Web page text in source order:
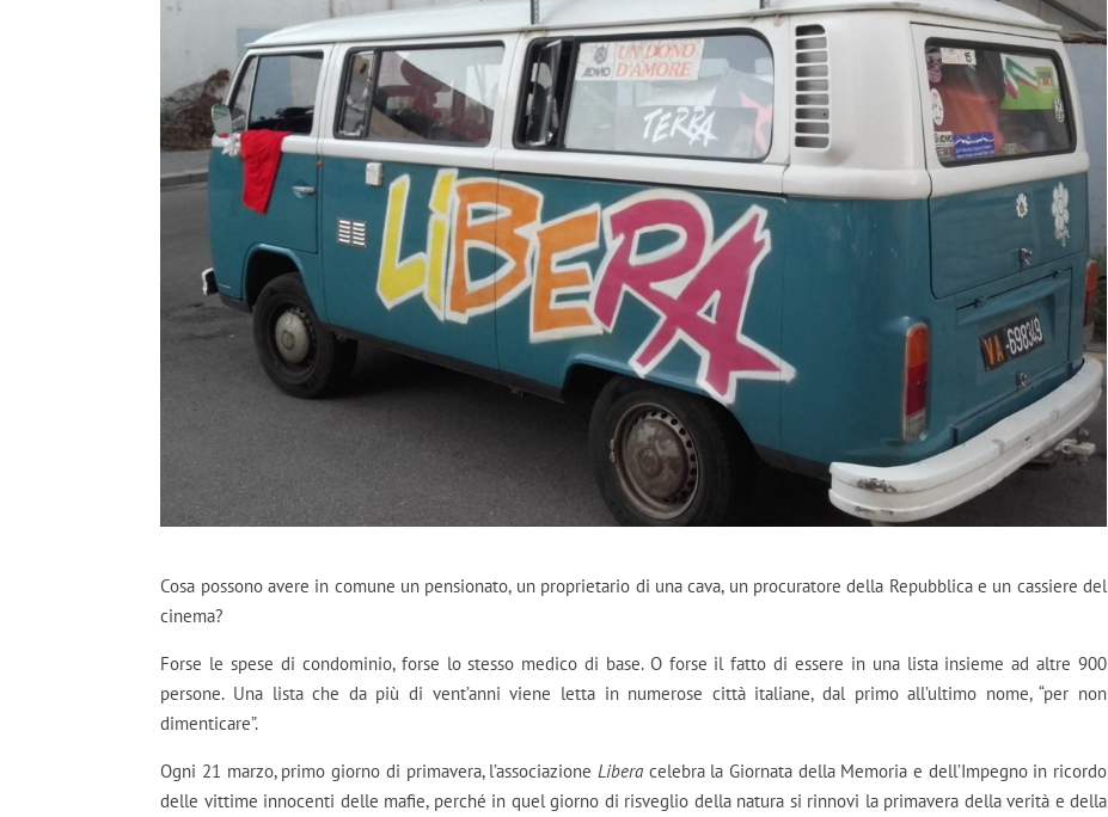
Cosa possono avere in comune un pensionato, un proprietario di una cava, un procuratore della Repubblica e un cassiere del
cinema?
Forse le spese di condominio, forse lo stesso medico di base. O forse il fatto di essere in una lista insieme ad altre 900
persone. Una lista che da più di vent’anni viene letta in numerose città italiane, dal primo all’ultimo nome, “per non
dimenticare”.
Ogni 21 marzo, primo giorno di primavera, l’associazione Liberacelebra la Giornata della Memoria e dell’Impegno in ricordo
delle vittime innocenti delle mafie, perché in quel giorno di risveglio della natura si rinnovi la primavera della verità e della